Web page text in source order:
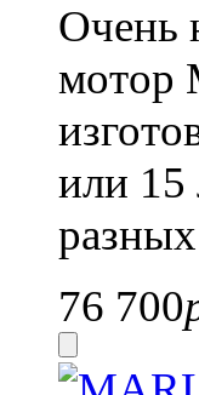
Очень
мотор
или 15
76 700